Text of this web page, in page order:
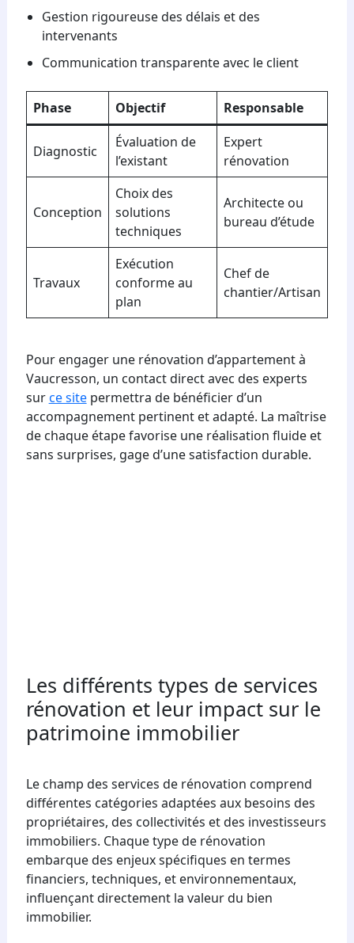
Gestion rigoureuse des délais et des
intervenants
Communication transparente avec le client
Phase Objectif Responsable
Diagnostic
Évaluation de
l’existant
Expert
rénovation
Conception
Choix des
solutions
techniques
Architecte ou
bureau d’étude
Travaux
Exécution
conforme au
plan
Chef de
chantier/Artisan
Pour engager une rénovation d’appartement à
Vaucresson, un contact direct avec des experts
surce sitepermettra de bénéficier d’un
accompagnement pertinent et adapté. La maîtrise
de chaque étape favorise une réalisation fluide et
sans surprises, gage d’une satisfaction durable.
Les différents types de services
rénovation et leur impact sur le
patrimoine immobilier
Le champ des services de rénovation comprend
différentes catégories adaptées aux besoins des
propriétaires, des collectivités et des investisseurs
immobiliers. Chaque type de rénovation
embarque des enjeux spécifiques en termes
financiers, techniques, et environnementaux,
influençant directement la valeur du bien
immobilier.